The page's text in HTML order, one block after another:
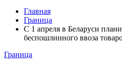
Главная
Граница
С 1 апреля в Беларуси
беспошлинного ввоза
Граница